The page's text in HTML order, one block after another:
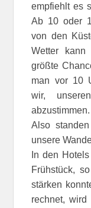
empfiehlt es
Ab 10 oder
von den
Wetter kann
größte
man vor 10
wir,
abzustimmen.
Also
unsere
In den
Frühstück,
stärken
rechnet,